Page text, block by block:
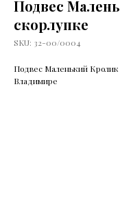
Подвес
скорлупке
SKU: 32-00/0004
Подвес Маленький Кролик
Владимире